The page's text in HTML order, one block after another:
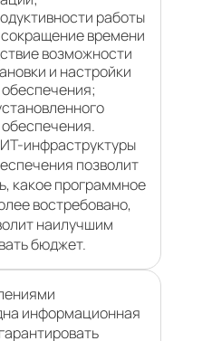
работы
времени
возможности
и настройки
инфраструктуры
позволит
какое программное
востребовано,
наилучшим
бюджет.
информационная